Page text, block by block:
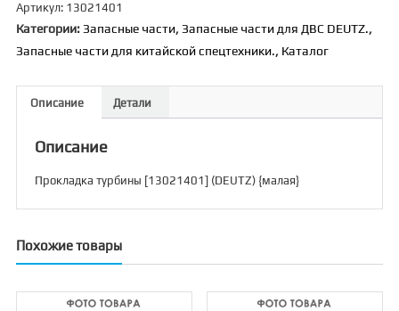
Артикул: 13021401
Категории:Запасные части,Запасные части для ДВС DEUTZ.,
Запасные части для китайской спецтехники., Каталог
Описание Детали
Описание
Прокладка турбины [13021401] (DEUTZ) {малая}
Похожие товары